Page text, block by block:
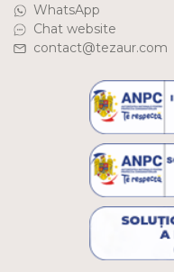
WhatsApp
Chat website
contact@tezaur.com